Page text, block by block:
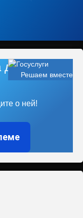
Решаем вместе
не
о ней!